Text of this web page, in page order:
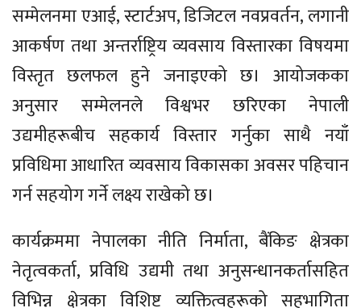
सम्मेलनमा एआई, स्टार्टअप, डिजिटल नवप्रवर्तन, लगानी
आकर्षण तथा अन्तर्राष्ट्रिय व्यवसाय विस्तारका विषयमा
विस्तृत छलफल हुने जनाइएको छ। आयोजकका
अनुसार सम्मेलनले विश्वभर छरिएका नेपाली
उद्यमीहरूबीच सहकार्य विस्तार गर्नुका साथै नयाँ
प्रविधिमा आधारित व्यवसाय विकासका अवसर पहिचान
गर्न सहयोग गर्ने लक्ष्य राखेको छ।
कार्यक्रममा नेपालका नीति निर्माता, बैंकिङ क्षेत्रका
नेतृत्वकर्ता, प्रविधि उद्यमी तथा अनुसन्धानकर्तासहित
विभिन्न क्षेत्रका विशिष्ट व्यक्तित्वहरूको सहभागिता